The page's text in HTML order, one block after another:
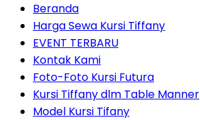
Beranda
Harga Sewa Kursi Tiffany
EVENT TERBARU
Kontak Kami
Foto-Foto Kursi Futura
Kursi Tiffany dlm Table Manner
Model Kursi Tifany